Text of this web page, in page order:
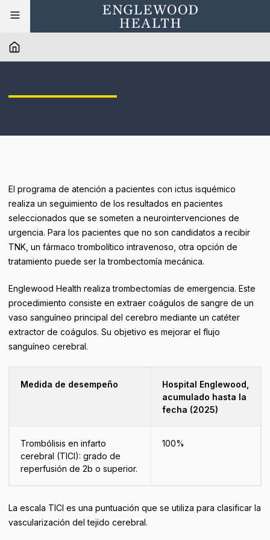
El programa de atención a pacientes con ictus isquémico
realiza un seguimiento de los resultados en pacientes
seleccionados que se someten a neurointervenciones de
urgencia. Para los pacientes que no son candidatos a recibir
TNK, un fármaco trombolítico intravenoso, otra opción de
tratamiento puede ser la trombectomía mecánica.
Englewood Health realiza trombectomías de emergencia. Este
procedimiento consiste en extraer coágulos de sangre de un
vaso sanguíneo principal del cerebro mediante un catéter
extractor de coágulos. Su objetivo es mejorar el flujo
sanguíneo cerebral.
Medida de desempeño
Hospital Englewood,
acumulado hasta la
fecha (2025)
Trombólisis en infarto
cerebral (TICI): grado de
reperfusión de 2b o superior.
100%
La escala TICI es una puntuación que se utiliza para clasificar la
vascularización del tejido cerebral.